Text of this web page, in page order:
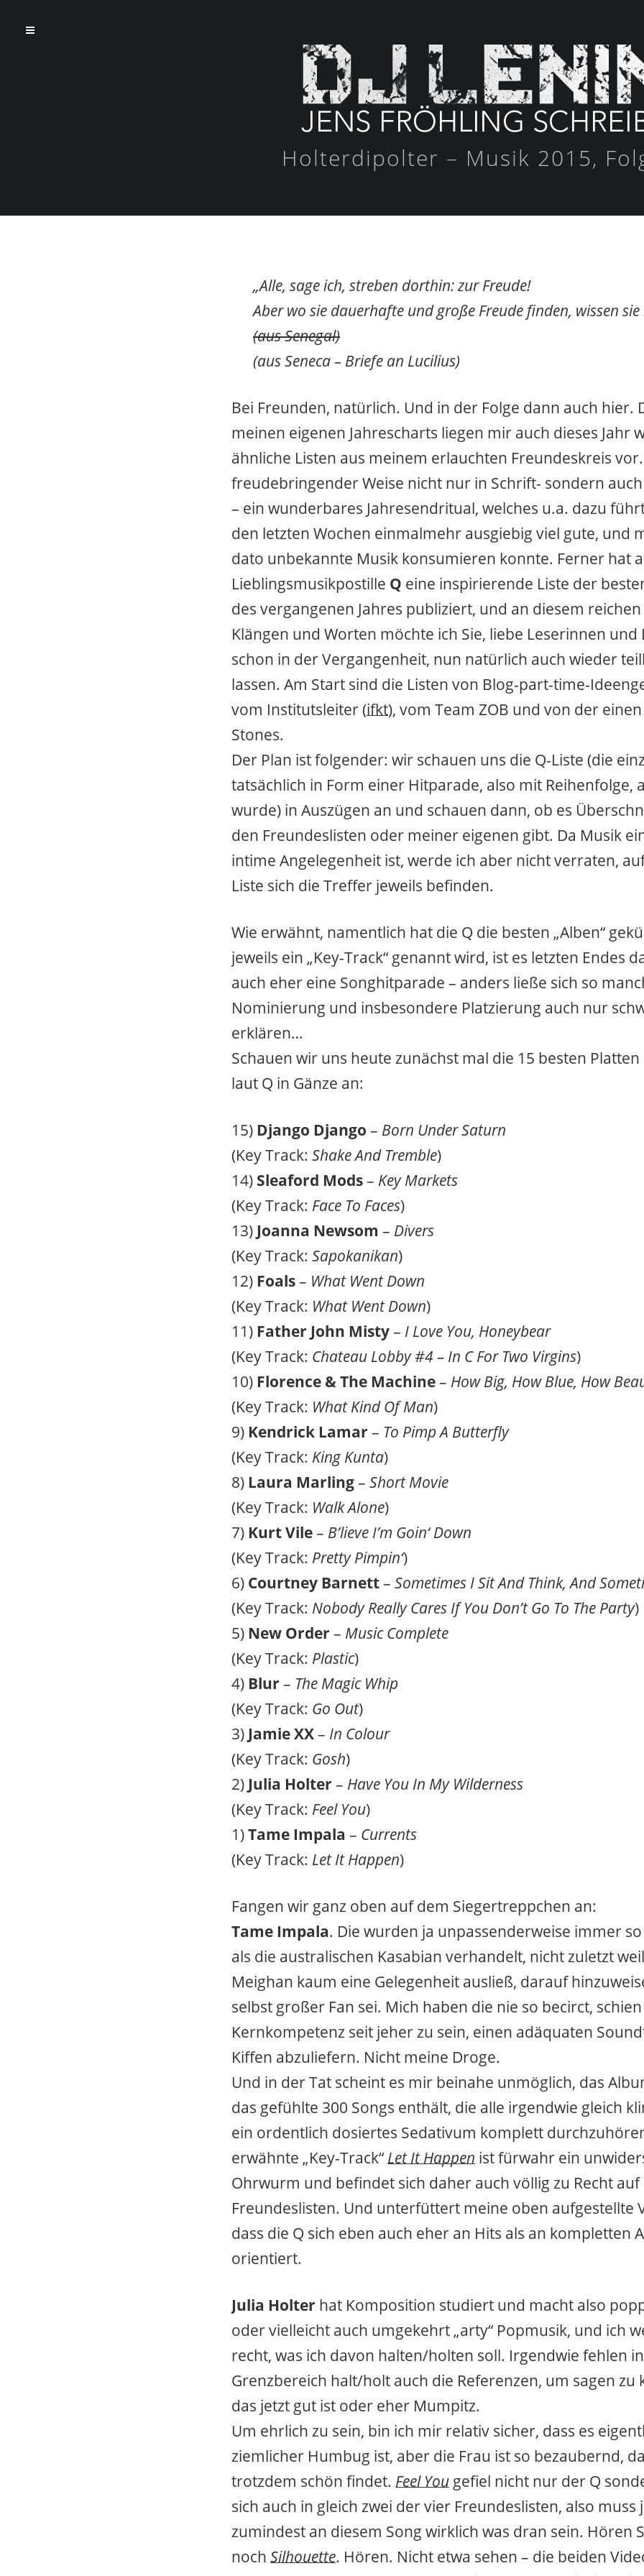
Holterdipolter – Musik 2015,
„Alle, sage ich, streben dorthin: zur Freude!
Aber wo sie dauerhafte und große Freude finden, wissen sie
(aus Senegal)
(aus Seneca – Briefe an Lucilius)
Bei Freunden, natürlich. Und in der Folge dann auch hier.
meinen eigenen Jahrescharts liegen mir auch dieses Jahr
ähnliche Listen aus meinem erlauchten Freundeskreis
freudebringender Weise nicht nur in Schrift- sondern auch
– ein wunderbares Jahresendritual, welches u.a. dazu
den letzten Wochen einmalmehr ausgiebig viel gute, und
dato unbekannte Musik konsumieren konnte. Ferner hat
Lieblingsmusikpostille Q eine inspirierende Liste der
des vergangenen Jahres publiziert, und an diesem reichen
Klängen und Worten möchte ich Sie, liebe Leserinnen und
schon in der Vergangenheit, nun natürlich auch wieder
lassen. Am Start sind die Listen von Blog-part-time-
vom Institutsleiter (ifkt), vom Team ZOB und von der
Stones.
Der Plan ist folgender: wir schauen uns die Q-Liste (die
tatsächlich in Form einer Hitparade, also mit Reihenfolge,
wurde) in Auszügen an und schauen dann, ob es
den Freundeslisten oder meiner eigenen gibt. Da Musik
intime Angelegenheit ist, werde ich aber nicht verraten,
Liste sich die Treffer jeweils befinden.
Wie erwähnt, namentlich hat die Q die besten „Alben“
jeweils ein „Key-Track“ genannt wird, ist es letzten Endes
auch eher eine Songhitparade – anders ließe sich so
Nominierung und insbesondere Platzierung auch nur
erklären…
Schauen wir uns heute zunächst mal die 15 besten Platten
laut Q in Gänze an:
15) Django Django – Born Under Saturn
(Key Track: Shake And Tremble)
14) Sleaford Mods– Key Markets
(Key Track: Face To Faces)
13) Joanna Newsom – Divers
(Key Track: Sapokanikan)
12) Foals– What Went Down
(Key Track: What Went Down)
11) Father John Misty– I Love You, Honeybear
(Key Track: Chateau Lobby #4 – In C For Two Virgins)
10) Florence & The Machine– How Big, How Blue, How
(Key Track: What Kind Of Man)
9) Kendrick Lamar – To Pimp A Butterfly
(Key Track: King Kunta)
8) Laura Marling– Short Movie
(Key Track: Walk Alone)
7) Kurt Vile– B’lieve I’m Goin‘ Down
(Key Track: Pretty Pimpin‘)
6) Courtney Barnett– Sometimes I Sit And Think, And
(Key Track: Nobody Really Cares If You Don’t Go To The Party)
5) New Order – Music Complete
(Key Track: Plastic)
4) Blur – The Magic Whip
(Key Track: Go Out)
3) Jamie XX– In Colour
(Key Track: Gosh)
2) Julia Holter – Have You In My Wilderness
(Key Track: Feel You)
1)Tame Impala – Currents
(Key Track: Let It Happen)
Fangen wir ganz oben auf dem Siegertreppchen an:
Tame Impala. Die wurden ja unpassenderweise immer
als die australischen Kasabian verhandelt, nicht zuletzt
Meighan kaum eine Gelegenheit ausließ, darauf
selbst großer Fan sei. Mich haben die nie so becirct,
Kernkompetenz seit jeher zu sein, einen adäquaten
Kiffen abzuliefern. Nicht meine Droge.
Und in der Tat scheint es mir beinahe unmöglich, das
das gefühlte 300 Songs enthält, die alle irgendwie gleich
ein ordentlich dosiertes Sedativum komplett
erwähnte „Key-Track“ Let It Happen ist fürwahr ein
Ohrwurm und befindet sich daher auch völlig zu Recht
Freundeslisten. Und unterfüttert meine oben aufgestellte
dass die Q sich eben auch eher an Hits als an kompletten
orientiert.
Julia Holter hat Komposition studiert und macht also
oder vielleicht auch umgekehrt „arty“ Popmusik, und ich
recht, was ich davon halten/holten soll. Irgendwie fehlen
Grenzbereich halt/holt auch die Referenzen, um sagen zu
das jetzt gut ist oder eher Mumpitz.
Um ehrlich zu sein, bin ich mir relativ sicher, dass es
ziemlicher Humbug ist, aber die Frau ist so bezaubernd,
trotzdem schön findet. Feel You gefiel nicht nur der Q
sich auch in gleich zwei der vier Freundeslisten, also muss
zumindest an diesem Song wirklich was dran sein. Hören
noch Silhouette. Hören. Nicht etwa sehen – die beiden